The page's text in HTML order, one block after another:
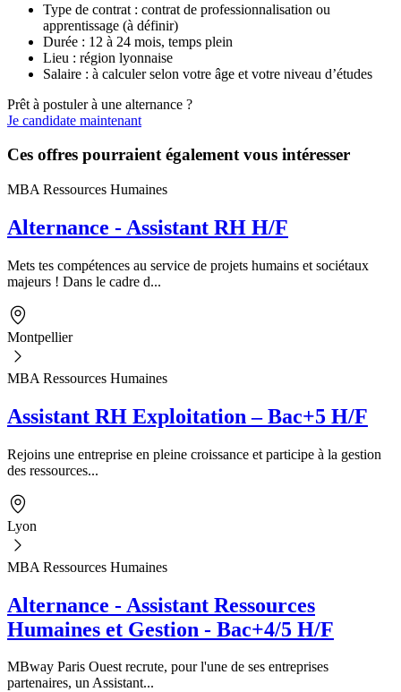
Type de contrat : contrat de professionnalisation ou
apprentissage (à définir)
Durée : 12 à 24 mois, temps plein
Lieu : région lyonnaise
Salaire : à calculer selon votre âge et votre niveau d’études
Prêt à postuler à une alternance ?
Je candidate maintenant
Ces offres pourraient également vous intéresser
MBA Ressources Humaines
Alternance - Assistant RH H/F
Mets tes compétences au service de projets humains et sociétaux
majeurs ! Dans le cadre d...
Montpellier
MBA Ressources Humaines
Assistant RH Exploitation – Bac+5 H/F
Rejoins une entreprise en pleine croissance et participe à la gestion
des ressources...
Lyon
MBA Ressources Humaines
Alternance - Assistant Ressources
Humaines et Gestion - Bac+4/5 H/F
MBway Paris Ouest recrute, pour l'une de ses entreprises
partenaires, un Assistant...